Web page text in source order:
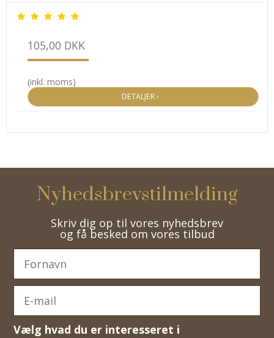
105,00 DKK
(inkl. moms)
DETALJER ›
Nyhedsbrevstilmelding
Skriv dig op til vores nyhedsbrev
og få besked om vores tilbud
Vælg hvad du er interesseret i